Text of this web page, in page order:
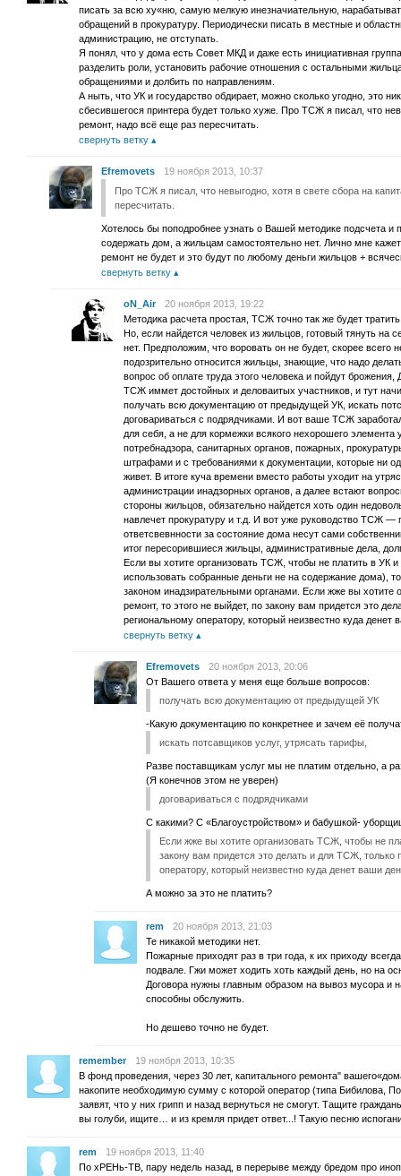
писать за всю ху«ню, самую мелкую инезначиательную,
обращений в прокуратуру. Периодически писать в местные и
администрацию, не отступать.
Я понял, что у дома есть Совет МКД и даже есть инициативная
разделить роли, установить рабочие отношения с остальными
обращениями и долбить по направлениям.
А ныть, что УК и государство обдирает, можно сколько угодно, это
сбесившегося принтера будет только хуже. Про ТСЖ я писал, что
ремонт, надо всё еще раз пересчитать.
свернуть ветку
Efremovets
19 ноября 2013, 10:37
Про ТСЖ я писал, что невыгодно, хотя в свете сбора на
пересчитать.
Хотелось бы поподробнее узнать о Вашей методике подсчета
содержать дом, а жильцам самостоятельно нет. Лично мне
ремонт не будет и это будут по любому деньги жильцов +
свернуть ветку
oN_Air
20 ноября 2013, 19:22
Методика расчета простая, ТСЖ точно так же будет
Но, если найдется человек из жильцов, готовый тянуть на
нет. Предположим, что воровать он не будет, скорее всего
подозрительно относится жильцы, знающие, что надо
вопрос об оплате труда этого человека и пойдут
ТСЖ иммет достойных и деловаитых участников, и тут
получать всю документацию от предыдущей УК, искать
договариваться с подрядчиками. И вот ваше ТСЖ
для себя, а не для кормежки всякого нехорошего
потребнадзора, санитарных органов, пожарных,
штрафами и с требованиями к документации, которые ни
живет. В итоге куча времени вместо работы уходит на
администрации инадзорных органов, а далее встают
стороны жильцов, обязательно найдется хоть один
навлечет прокуратуру и т.д. И вот уже руководство ТСЖ —
ответсвевнности за состояние дома несут сами
итог пересорившиеся жильцы, административные дела,
Если вы хотите организовать ТСЖ, чтобы не платить в УК и
использовать собранные деньги не на содержание дома),
законом инадзирательными органами. Если жже вы хотите
ремонт, то этого не выйдет, по закону вам придется это
региональному оператору, который неизвестно куда денет
свернуть ветку
Efremovets
20 ноября 2013, 20:06
От Вашего ответа у меня еще больше вопросов:
получать всю документацию от предыдущей УК
-Какую документацию по конкретнее и зачем её
искать потсавщиков услуг, утрясать тарифы,
Разве поставщикам услуг мы не платим отдельно, а
(Я конечнов этом не уверен)
договариваться с подрядчиками
С какими? С «Благоустройством» и бабушкой-
Если жже вы хотите организовать ТСЖ, чтобы не
закону вам придется это делать и для ТСЖ, только
оператору, который неизвестно куда денет ваши
А можно за это не платить?
rem
20 ноября 2013, 21:03
Те никакой методики нет.
Пожарные приходят раз в три года, к их приходу
подвале. Гжи может ходить хоть каждый день, но на
Договора нужны главным образом на вывоз мусора и
способны обслужить.
Но дешево точно не будет.
remember
19 ноября 2013, 10:35
В фонд проведения, через 30 лет, капитального ремонта"
накопите необходимую сумму с которой оператор (типа Бибилова,
заявят, что у них грипп и назад вернуться не смогут. Тащите
вы голуби, ищите… и из кремля придет ответ...! Такую песню
rem
19 ноября 2013, 11:40
По хРЕНь-ТВ, пару недель назад, в перерыве между бредом про